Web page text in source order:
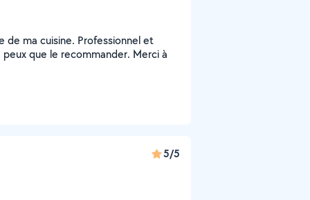
de ma cuisine. Professionnel et
que le recommander. Merci à
5/5